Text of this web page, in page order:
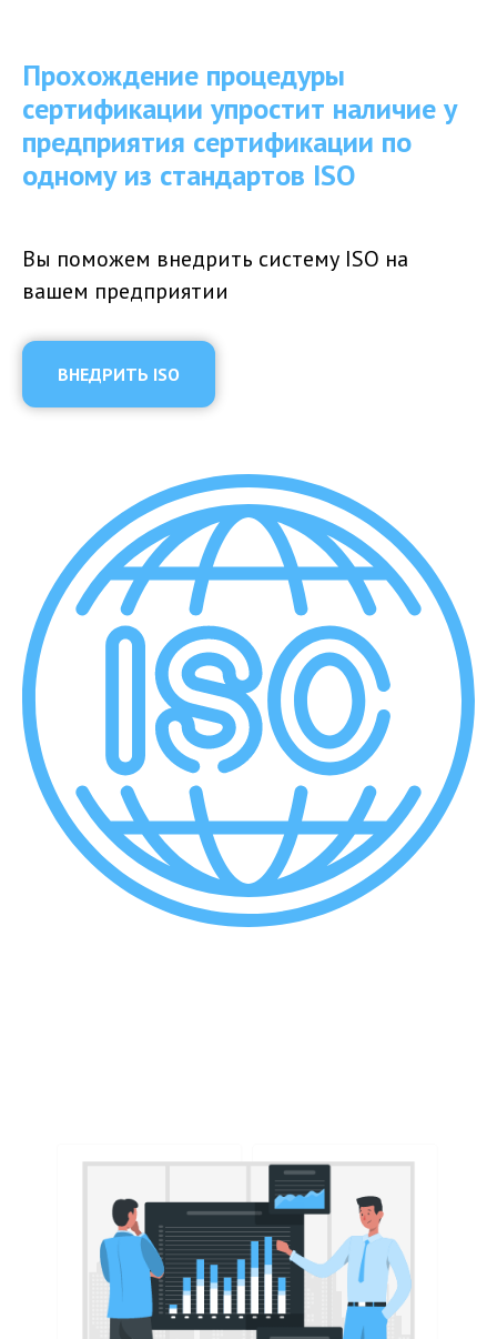
Прохождение процедуры
сертификации упростит наличие у
предприятия сертификации по
одному из стандартов ISO
Вы поможем внедрить систему ISO на
вашем предприятии
ВНЕДРИТЬ ISO